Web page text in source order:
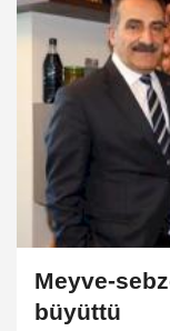
Meyve-
büyüttü